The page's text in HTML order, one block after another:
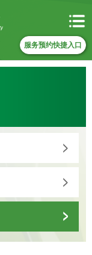
服务预约快捷入口